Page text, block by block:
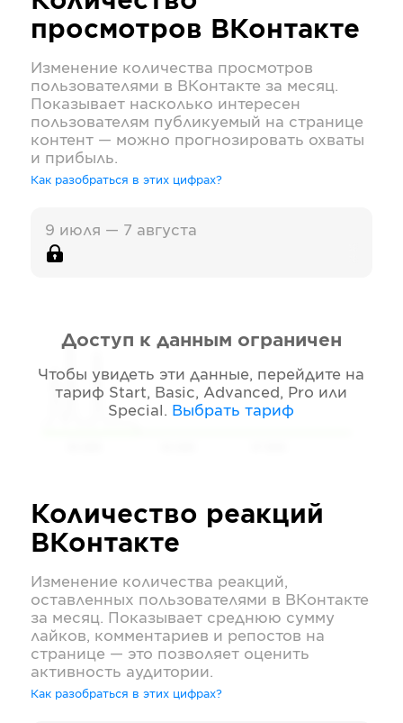
просмотров ВКонтакте
Изменение количества просмотров
пользователями в ВКонтакте за месяц.
Показывает насколько интересен
пользователям публикуемый на странице
контент — можно прогнозировать охваты
и прибыль.
Как разобраться в этих цифрах?
9 июля — 7 августа
Доступ к данным ограничен
Чтобы увидеть эти данные, перейдите на
тариф Start, Basic, Advanced, Pro или
Special . Выбрать тариф
Количество реакций
ВКонтакте
Изменение количества реакций,
оставленных пользователями в ВКонтакте
за месяц. Показывает среднюю сумму
лайков, комментариев и репостов на
странице — это позволяет оценить
активность аудитории.
Как разобраться в этих цифрах?